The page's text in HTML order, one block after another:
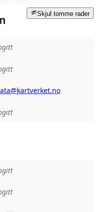
Skjul tomme rader